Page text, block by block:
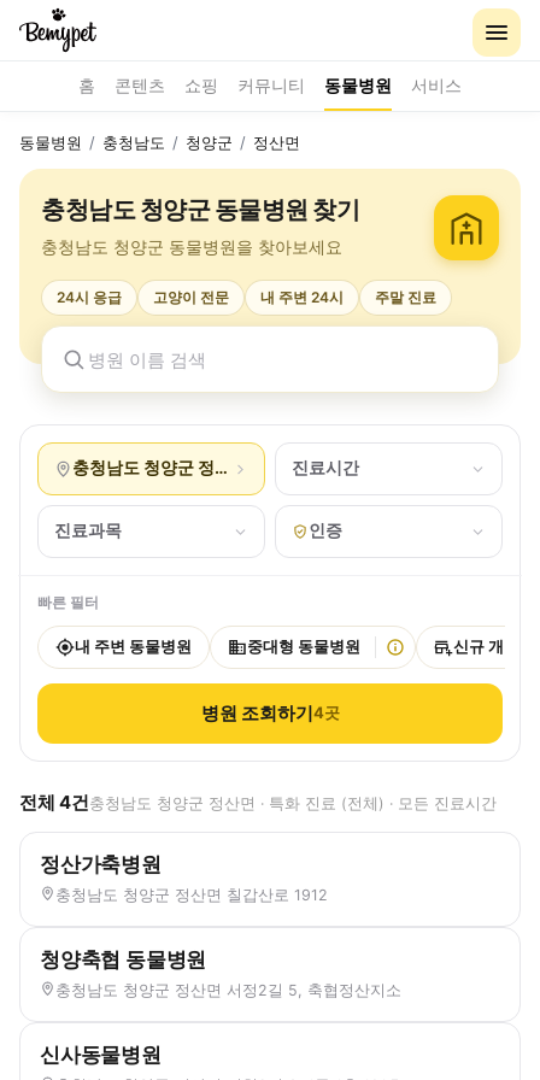
홈 콘텐츠 쇼핑 커뮤니티 동물병원 서비스
동물병원 / 충청남도 / 청양군 / 정산면
충청남도 청양군 동물병원 찾기
충청남도 청양군 동물병원을 찾아보세요
24시 응급 고양이 전문 내 주변 24시 주말 진료
충청남도 청양군 정산면 진료시간
진료과목 인증
빠른 필터
내 주변 동물병원 중대형 동물병원 신규 개원
병원 조회하기4곳
전체 4건충청남도 청양군 정산면 · 특화 진료 (전체) · 모든 진료시간
정산가축병원
충청남도 청양군 정산면 칠갑산로 1912
청양축협 동물병원
충청남도 청양군 정산면 서정2길 5, 축협정산지소
신사동물병원